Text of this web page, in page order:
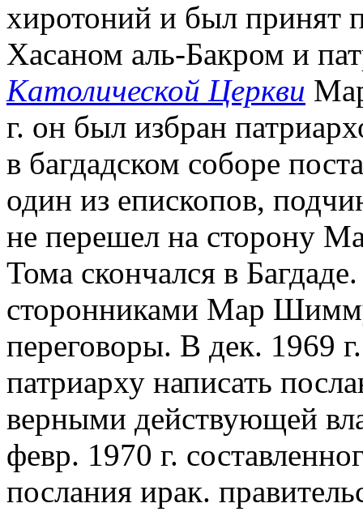
хиротоний и был принят
Хасаном аль-Бакром и
Католической Церкви
г. он был избран
в багдадском соборе
один из епископов,
не перешел на сторону
Тома скончался в
сторонниками Мар
переговоры. В дек. 1969
патриарху написать
верными действующей
февр. 1970 г.
послания ирак.